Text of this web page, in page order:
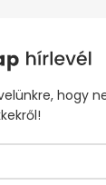
hogy